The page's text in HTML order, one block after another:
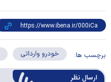
برچسب ها: خودرو وارداتی
ارسال‌ نظر